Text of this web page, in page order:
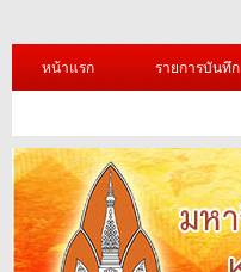
หน้าแรก รายการบันทึก